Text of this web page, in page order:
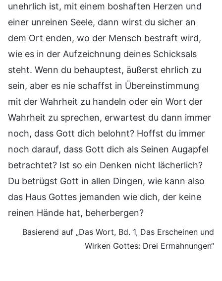
unehrlich ist, mit einem boshaften Herzen und
einer unreinen Seele, dann wirst du sicher an
dem Ort enden, wo der Mensch bestraft wird,
wie es in der Aufzeichnung deines Schicksals
steht. Wenn du behauptest, äußerst ehrlich zu
sein, aber es nie schaffst in Übereinstimmung
mit der Wahrheit zu handeln oder ein Wort der
Wahrheit zu sprechen, erwartest du dann immer
noch, dass Gott dich belohnt? Hoffst du immer
noch darauf, dass Gott dich als Seinen Augapfel
betrachtet? Ist so ein Denken nicht lächerlich?
Du betrügst Gott in allen Dingen, wie kann also
das Haus Gottes jemanden wie dich, der keine
reinen Hände hat, beherbergen?
Basierend auf „Das Wort, Bd. 1, Das Erscheinen und
Wirken Gottes: Drei Ermahnungen“